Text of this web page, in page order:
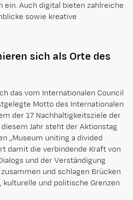
ein. Auch digital bieten zahlreiche
sowie kreative
sich als Orte des
das vom Internationalen Council
Motto des Internationalen
der 17 Nachhaltigkeitsziele der
Jahr steht der Aktionstag
„Museum uniting a divided
damit die verbindende Kraft von
und der Verständigung
und schlagen Brücken
und politische Grenzen